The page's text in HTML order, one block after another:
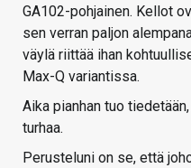
GA102-pohjainen. Kellot
sen verran paljon
väylä riittää ihan
Max-Q variantissa.
Aika pianhan tuo
turhaa.
Perusteluni on se, että